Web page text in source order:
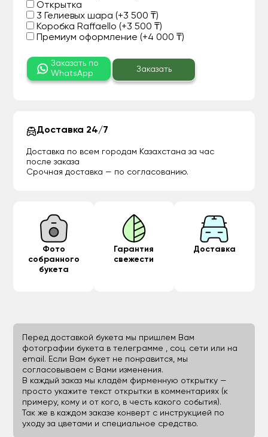
Открытка
3 Гелиевых шара (+3 500 ₸)
Коробка Raffaello (+3 500 ₸)
Премиум оформление (+4 000 ₸)
Заказать по
WhatsApp
Заказать
Доставка 24/7
Доставка по всем городам Казахстана за час
после заказа
Срочная доставка — по согласованию.
Фото
собранного
букета
Гарантия
свежести
Доставка
Перед доставкой букета мы пришлем Вам
фотографии букета в телеграмме , соц. сети или на
email. Если Вам букет не понравится, мы
согласовываем с Вами изменения.
В каждый заказ мы кладём фирменную открытку —
просто укажите текст открытки в комментариях (к
примеру, кому и от кого, в честь какого события).
Так же в каждом заказе конверт с инструкцией по
уходу за цветами и специальное средство.